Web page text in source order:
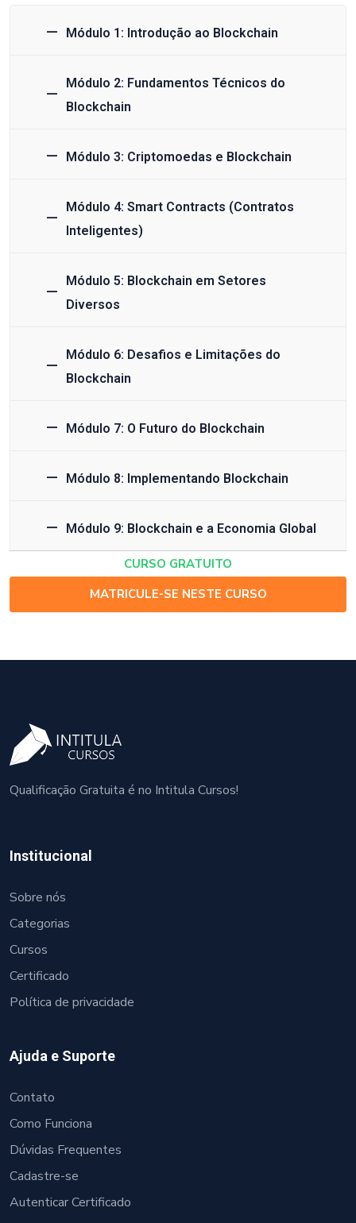
Módulo 1: Introdução ao Blockchain
Módulo 2: Fundamentos Técnicos do
Blockchain
Módulo 3: Criptomoedas e Blockchain
Módulo 4: Smart Contracts (Contratos
Inteligentes)
Módulo 5: Blockchain em Setores
Diversos
Módulo 6: Desafios e Limitações do
Blockchain
Módulo 7: O Futuro do Blockchain
Módulo 8: Implementando Blockchain
Módulo 9: Blockchain e a Economia Global
CURSO GRATUITO
MATRICULE-SE NESTE CURSO
Qualificação Gratuita é no Intitula Cursos!
Institucional
Sobre nós
Categorias
Cursos
Certificado
Política de privacidade
Ajuda e Suporte
Contato
Como Funciona
Dúvidas Frequentes
Cadastre-se
Autenticar Certificado